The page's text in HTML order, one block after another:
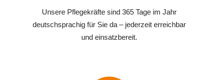
Unsere Pflegekräfte sind 365 Tage im Jahr
deutschsprachig für Sie da – jederzeit erreichbar
und einsatzbereit.